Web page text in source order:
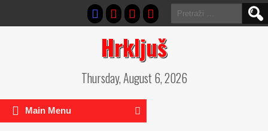
Pretraga:
Hrkljuš
Thursday, August 6, 2026
Main Menu